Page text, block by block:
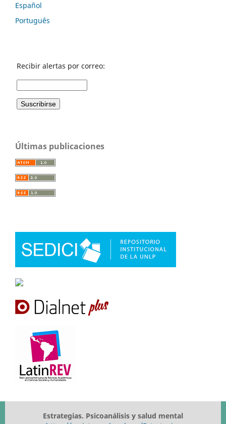
Español
Português
Recibir alertas por correo:
Últimas publicaciones
Estrategias. Psicoanálisis y salud mental